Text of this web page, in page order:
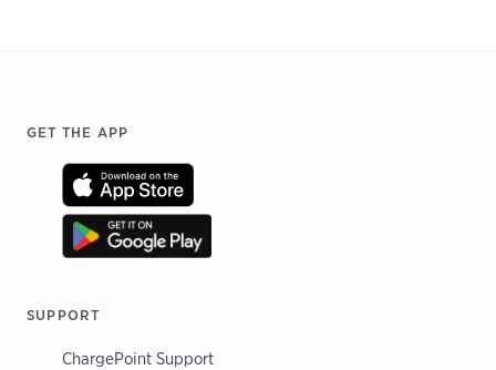
Footer
GET THE APP
SUPPORT
ChargePoint Support